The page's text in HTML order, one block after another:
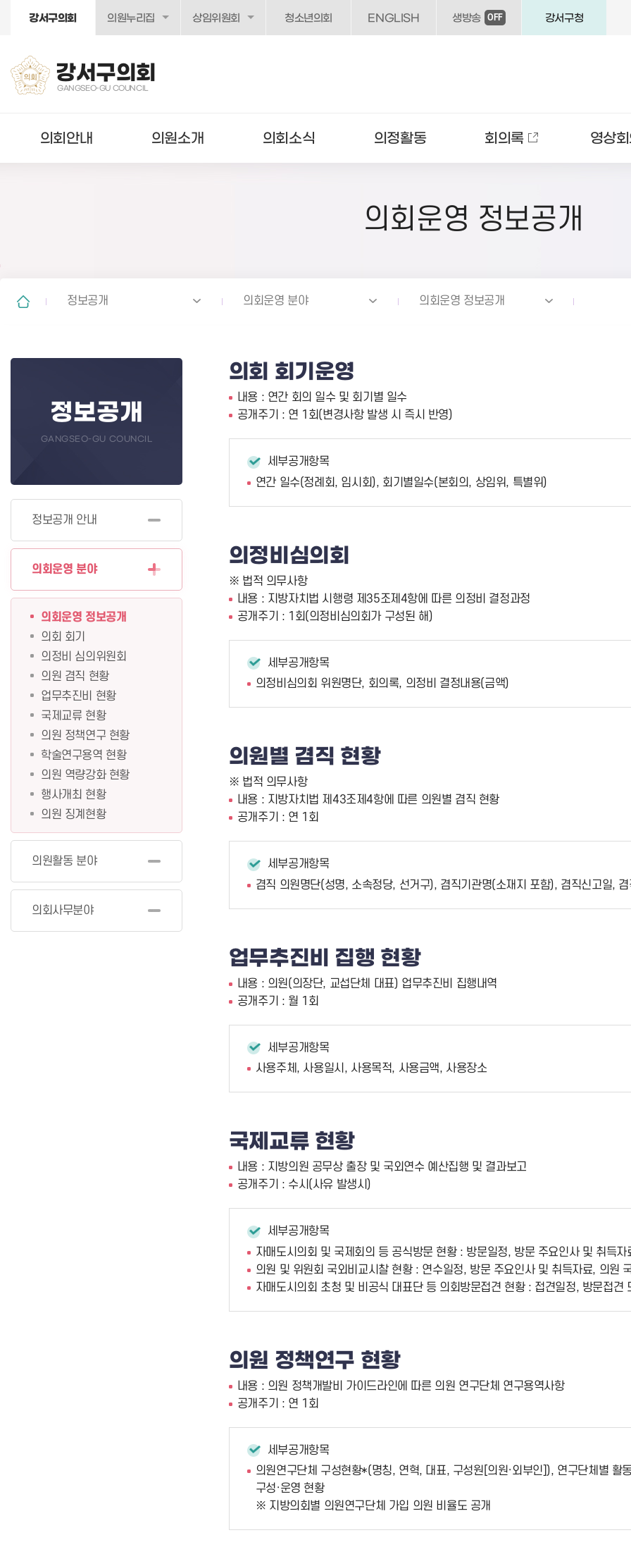
강서구의회 의원누리집 상임위원회 청소년의회 ENGLISH 생방송 OFF 강서구청
강서구의회
GANGSEO-GU COUNCIL
의회안내 의원소개 의회소식 의정활동 회의록 영상
의회운영 정보공개
정보공개 의회운영 분야 의회운영 정보공개
정보공개
GANGSEO-GU COUNCIL
정보공개 안내
의회운영 분야
의회운영 정보공개
의회 회기
의정비 심의위원회
의원 겸직 현황
업무추진비 현황
국제교류 현황
의원 정책연구 현황
학술연구용역 현황
의원 역량강화 현황
행사개최 현황
의원 징계현황
의원활동 분야
의회사무분야
의회 회기운영
내용 : 연간 회의 일수 및 회기별 일수
공개주기 : 연 1회(변경사항 발생 시 즉시 반영)
세부공개항목
연간 일수(정례회, 임시회), 회기별일수(본회의, 상임위, 특별위)
의정비심의회
※ 법적 의무사항
내용 : 지방자치법 시행령 제35조제4항에 따른 의정비 결정과정
공개주기 : 1회(의정비심의회가 구성된 해)
세부공개항목
의정비심의회 위원명단, 회의록, 의정비 결정내용(금액)
의원별 겸직 현황
※ 법적 의무사항
내용 : 지방자치법 제43조제4항에 따른 의원별 겸직 현황
공개주기 : 연 1회
세부공개항목
겸직 의원명단(성명, 소속정당, 선거구), 겸직기관명(소재지 포함), 겸직신고일, 겸
업무추진비 집행 현황
내용 : 의원(의장단, 교섭단체 대표) 업무추진비 집행내역
공개주기 : 월 1회
세부공개항목
사용주체, 사용일시, 사용목적, 사용금액, 사용장소
국제교류 현황
내용 : 지방의원 공무상 출장 및 국외연수 예산집행 및 결과보고
공개주기 : 수시(사유 발생시)
세부공개항목
자매도시의회 및 국제회의 등 공식방문 현황 : 방문일정, 방문 주요인사 및 취득
의원 및 위원회 국외비교시찰 현황 : 연수일정, 방문 주요인사 및 취득자료, 의원
자매도시의회 초청 및 비공식 대표단 등 의회방문접견 현황 : 접견일정, 방문접견
의원 정책연구 현황
내용 : 의원 정책개발비 가이드라인에 따른 의원 연구단체 연구용역사항
공개주기 : 연 1회
세부공개항목
의원연구단체 구성현황*(명칭, 연혁, 대표, 구성원[의원·외부인]), 연구단체별 활
구성·운영 현황
※ 지방의회별 의원연구단체 가입 의원 비율도 공개